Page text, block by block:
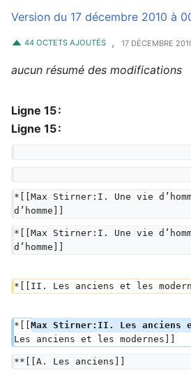
Version du 17 décembre 2010 à
44 OCTETS AJOUTÉS , 17 DÉCEMBRE
aucun résumé des modifications
Ligne 15 :
Ligne 15 :
*[[Max Stirner:I. Une vie
d’homme]]
*[[Max Stirner:I. Une vie
d’homme]]
*[[II. Les anciens et les
*[[ Max Stirner:II. Les anciens
Les anciens et les modernes]]
**[[A. Les anciens]]